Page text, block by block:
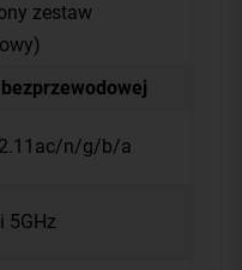
zestaw
n/g/b/a
5GHz